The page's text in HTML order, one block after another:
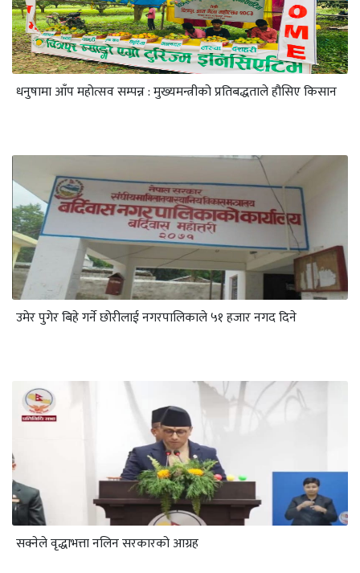
धनुषामा आँप महोत्सव सम्पन्न : मुख्यमन्त्रीको प्रतिबद्धताले हौसिए किसान
उमेर पुगेर बिहे गर्ने छोरीलाई नगरपालिकाले ५१ हजार नगद दिने
सक्नेले वृद्धाभत्ता नलिन सरकारको आग्रह